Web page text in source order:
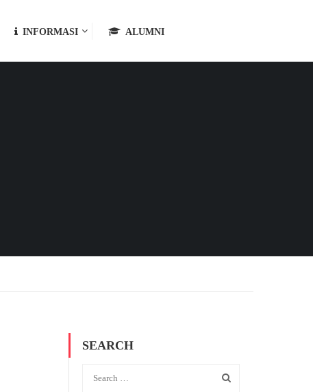
INFORMASI ALUMNI
SEARCH